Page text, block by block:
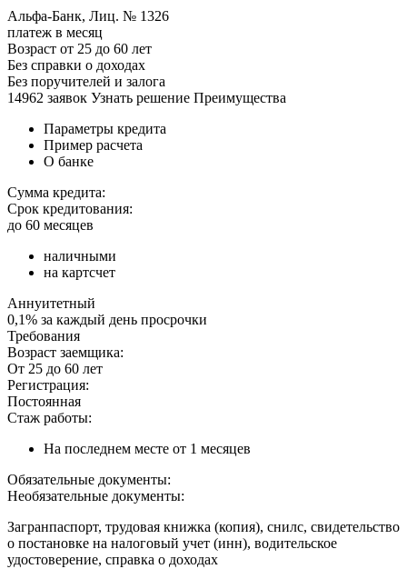
Альфа-Банк, Лиц. № 1326
платеж в месяц
Возраст от 25 до 60 лет
Без справки о доходах
Без поручителей и залога
14962 заявок Узнать решение Преимущества
Параметры кредита
Пример расчета
О банке
Сумма кредита:
Срок кредитования:
до 60 месяцев
наличными
на картсчет
Аннуитетный
0,1% за каждый день просрочки
Требования
Возраст заемщика:
От 25 до 60 лет
Регистрация:
Постоянная
Стаж работы:
На последнем месте от 1 месяцев
Обязательные документы:
Необязательные документы:
Загранпаспорт, трудовая книжка (копия), снилс, свидетельство
о постановке на налоговый учет (инн), водительское
удостоверение, справка о доходах